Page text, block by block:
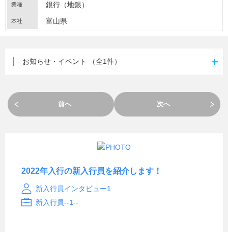
業種 銀行（地銀）
本社 富山県
お知らせ・イベント （全1件）
前へ 次へ
2022年入行の新入行員を紹介します！
新入行員インタビュー1
新入行員--1--